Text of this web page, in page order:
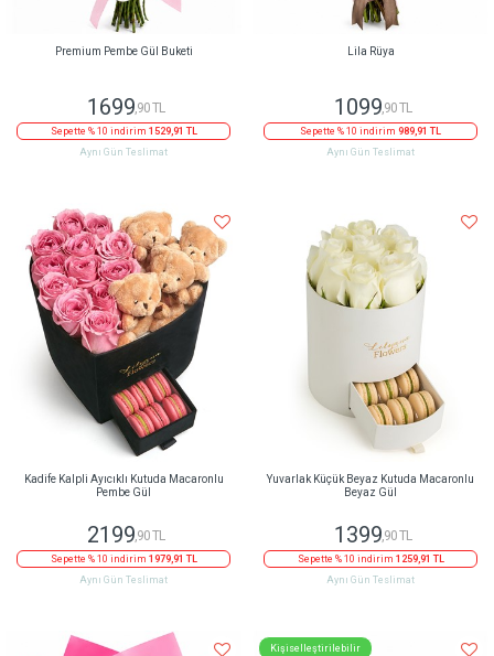
Premium Pembe Gül Buketi
1699,90 TL
Sepette % 10 indirim 1529,91 TL
Aynı Gün Teslimat
Lila Rüya
1099,90 TL
Sepette % 10 indirim 989,91 TL
Aynı Gün Teslimat
Kadife Kalpli Ayıcıklı Kutuda Macaronlu
Pembe Gül
2199,90 TL
Sepette % 10 indirim 1979,91 TL
Aynı Gün Teslimat
Yuvarlak Küçük Beyaz Kutuda Macaronlu
Beyaz Gül
1399,90 TL
Sepette % 10 indirim 1259,91 TL
Aynı Gün Teslimat
Kişiselleştirilebilir